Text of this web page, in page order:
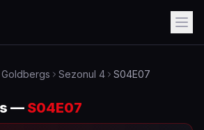
- Acasă
Sezonul 4 S04E07
— S04E07